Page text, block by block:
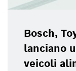
Bosch,
lanciano
veicoli